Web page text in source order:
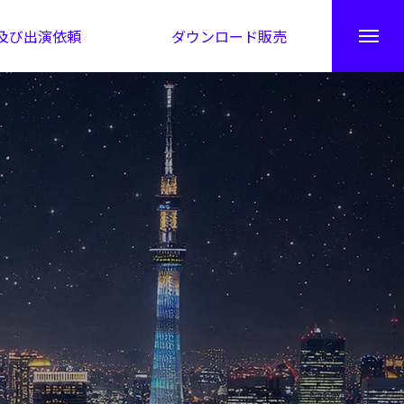
び出演依頼 ダウンロード販売
秘伝公開！吉凶カレンダー